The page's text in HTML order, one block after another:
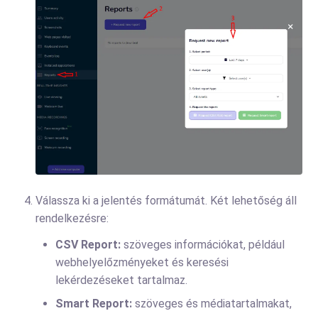
Válassza ki a jelentés formátumát. Két lehetőség áll
rendelkezésre:
CSV Report: szöveges információkat, például
webhelyelőzményeket és keresési
lekérdezéseket tartalmaz.
Smart Report: szöveges és médiatartalmakat,